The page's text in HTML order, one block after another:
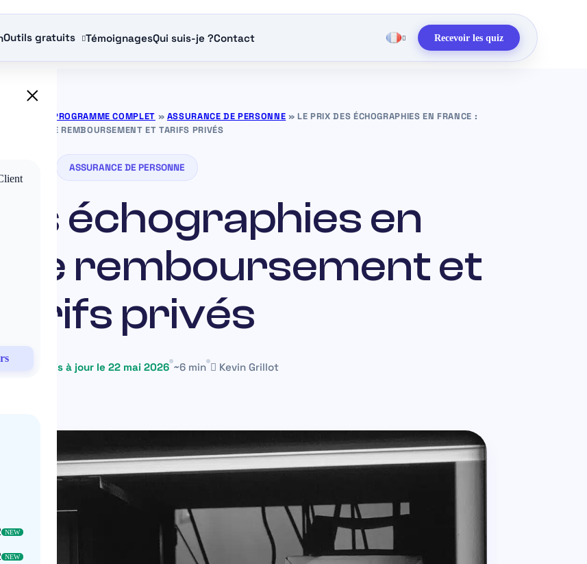
Outils gratuits TémoignagesQui suis-je ?Contact Recevoir les quiz
×
NEW
NEW
— PROGRAMME COMPLET » ASSURANCE DE PERSONNE » LE PRIX DES ÉCHOGRAPHIES EN FRANCE :
ENTRE REMBOURSEMENT ET TARIFS PRIVÉS
ASSURANCE DE PERSONNE
échographies en
remboursement et
tarifs privés
Mis à jour le 22 mai 2026 ~6 min Kevin Grillot